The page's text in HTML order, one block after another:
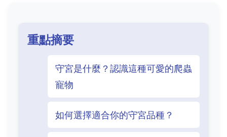
重點摘要
守宮是什麼？認識這種可愛的爬蟲
寵物
如何選擇適合你的守宮品種？